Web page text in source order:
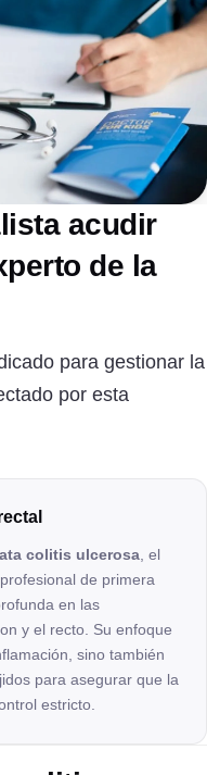
acudir
de la
para gestionar la
por esta
colitis ulcerosa , el
de primera
en las
y el recto. Su enfoque
sino también
para asegurar que la
estricto.